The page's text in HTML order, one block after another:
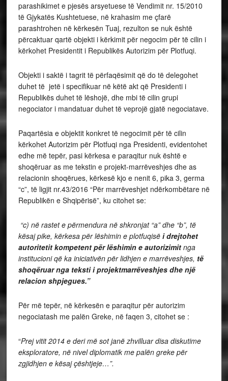
parashikimet e pjesës arsyetuese të Vendimit nr. 15/2010
të Gjykatës Kushtetuese, në krahasim me çfarë
parashtrohen në kërkesën Tuaj, rezulton se nuk është
përcaktuar qartë objekti i kërkimit për negocim për të cilin i
kërkohet Presidentit i Republikës Autorizim për Plotfuqi.
Objekti i saktë i tagrit të përfaqësimit që do të delegohet
duhet të jetë i specifikuar në këtë akt që Presidenti i
Republikës duhet të lëshojë, dhe mbi të cilin grupi
negociator i mandatuar duhet të veprojë gjatë negociatave.
Paqartësia e objektit konkret të negocimit për të cilin
kërkohet Autorizim për Plotfuqi nga Presidenti, evidentohet
edhe më tepër, pasi kërkesa e paraqitur nuk është e
shoqëruar as me tekstin e projekt-marrëveshjes dhe as
relacionin shoqërues, kërkesë kjo e nenit 6, pika 3, germa
“c”, të ligjit nr.43/2016 “Për marrëveshjet ndërkombëtare në
Republikën e Shqipërisë”, ku citohet se:
“c) në rastet e përmendura në shkronjat “a” dhe “b”, të
kësaj pike, kërkesa për lëshimin e plotfuqisë i drejtohet
autoritetit kompetent përlëshimin e autorizimitnga
institucioni që ka iniciativën për lidhjen e marrëveshjes, të
shoqëruar nga teksti i projektmarrëveshjes dhe një
relacion shpjegues.”
Për më tepër, në kërkesën e paraqitur për autorizim
negociatash me palën Greke, në faqen 3, citohet se :
“Prej vitit 2014 e deri më sot janë zhvilluar disa diskutime
eksploratore, në nivel diplomatik me palën greke për
zgjidhjen e kësaj çështjeje…”.